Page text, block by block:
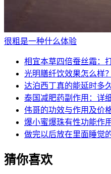
很粗是一种什么体验
相宜本草四倍蚕丝霜：
光明膳纤饮效果怎么样
达泊西丁真的能延时多
泰国减肥药副作用：详
伟哥的功效与作用及价
爆小蜜爆珠有性功能作
做完以后放在里面睡觉
猜你喜欢